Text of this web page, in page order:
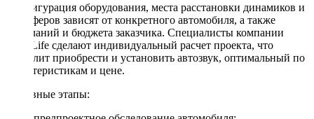
Конфигурация оборудования, места расстановки динамиков и
сабвуферов зависят от конкретного автомобиля, а также
пожеланий и бюджета заказчика. Специалисты компании
DriveLife сделают индивидуальный расчет проекта, что
позволит приобрести и установить автозвук, оптимальный по
характеристикам и цене.
Основные этапы: